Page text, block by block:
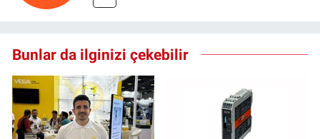
Bunlar da ilginizi çekebilir